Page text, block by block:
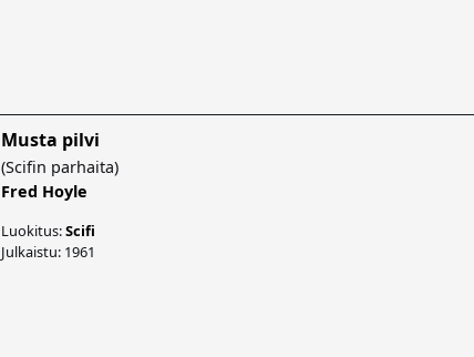
Musta pilvi
(Scifin parhaita)
Fred Hoyle
Luokitus:Scifi
Julkaistu: 1961